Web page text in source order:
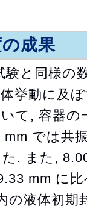
成果
験と同様の
挙動に及
て, 容器の
mm では共
. また,
mm に
の液体初期